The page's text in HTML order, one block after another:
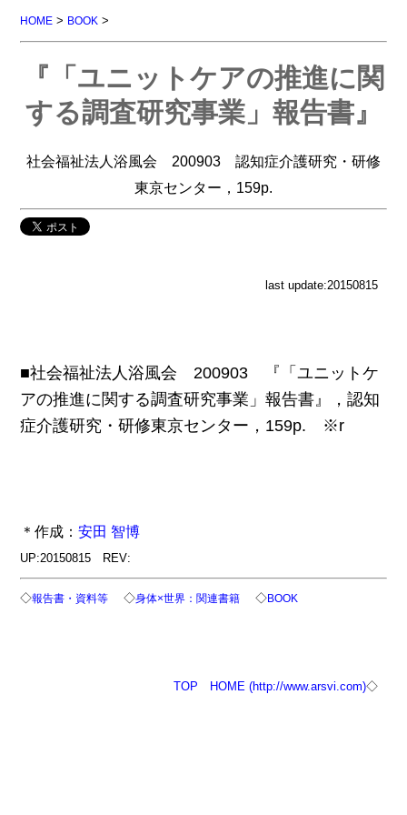
HOME > BOOK >
『「ユニットケアの推進に関
する調査研究事業」報告書』
社会福祉法人浴風会 200903 認知症介護研究・研修
東京センター，159p.
last update:20150815
■社会福祉法人浴風会 200903 『「ユニットケ
アの推進に関する調査研究事業」報告書』，認知
症介護研究・研修東京センター，159p. ※r
＊作成：安田 智博
UP:20150815 REV:
◇報告書・資料等 ◇身体×世界：関連書籍 ◇BOOK
TOP HOME (http://www.arsvi.com)◇